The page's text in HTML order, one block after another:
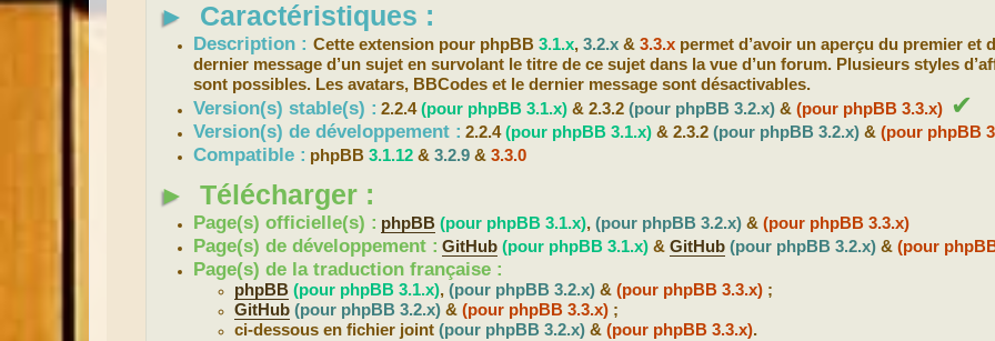
► Caractéristiques :
Description :Cette extension pour phpBB3.1.x,3.2.x &3.3.x permet d’avoir un aperçu du premier et
dernier message d’un sujet en survolant le titre de ce sujet dans la vue d’un forum. Plusieurs styles
sont possibles. Les avatars, BBCodes et le dernier message sont désactivables.
Version(s) stable(s) : 2.2.4(pour phpBB 3.1.x) & 2.3.2(pour phpBB 3.2.x) &(pour phpBB 3.3.x) ✔
Version(s) de développement : 2.2.4(pour phpBB 3.1.x) & 2.3.2(pour phpBB 3.2.x) &(pour phpBB
Compatible : phpBB3.1.12 &3.2.9 &3.3.0
► Télécharger :
Page(s) officielle(s) : phpBB (pour phpBB 3.1.x),(pour phpBB 3.2.x) &(pour phpBB 3.3.x)
Page(s) de développement : GitHub (pour phpBB 3.1.x) &GitHub (pour phpBB 3.2.x) &(pour
Page(s) de la traduction française :
phpBB (pour phpBB 3.1.x),(pour phpBB 3.2.x) &(pour phpBB 3.3.x) ;
GitHub (pour phpBB 3.2.x) &(pour phpBB 3.3.x) ;
ci-dessous en fichier joint(pour phpBB 3.2.x) &(pour phpBB 3.3.x).